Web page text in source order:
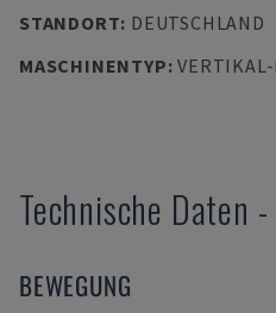
STANDORT: DEUTSCHLAND
MASCHINENTYP:
Technische Daten -
BEWEGUNG